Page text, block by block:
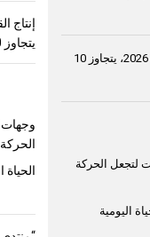
يتجاوز 10 ملايين طن
إنتاج القمح في مصر خلال موسم 2026، يتجاوز 10
الحركة
اليومية